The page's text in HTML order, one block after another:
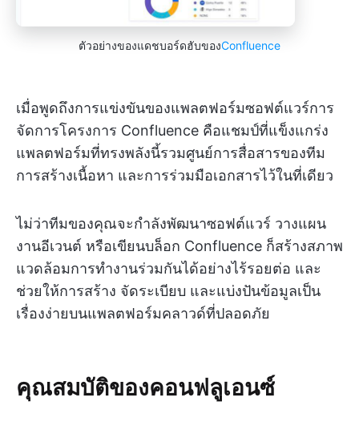
ตัวอย่างของแดชบอร์ดฮับของConfluence
เมื่อพูดถึงการแข่งขันของแพลตฟอร์มซอฟต์แวร์การ
จัดการโครงการ Confluence คือแชมป์ที่แข็งแกร่ง
แพลตฟอร์มที่ทรงพลังนี้รวมศูนย์การสื่อสารของทีม
การสร้างเนื้อหา และการร่วมมือเอกสารไว้ในที่เดียว
ไม่ว่าทีมของคุณจะกำลังพัฒนาซอฟต์แวร์ วางแผน
งานอีเวนต์ หรือเขียนบล็อก Confluence ก็สร้างสภาพ
แวดล้อมการทำงานร่วมกันได้อย่างไร้รอยต่อ และ
ช่วยให้การสร้าง จัดระเบียบ และแบ่งปันข้อมูลเป็น
เรื่องง่ายบนแพลตฟอร์มคลาวด์ที่ปลอดภัย
คุณสมบัติของคอนฟลูเอนซ์